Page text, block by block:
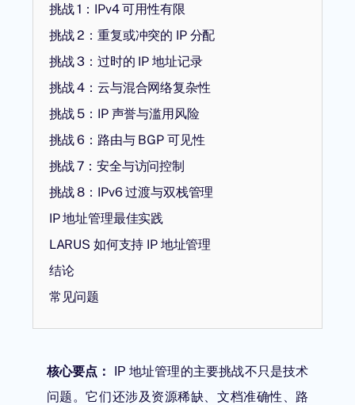
挑战 1：IPv4 可用性有限
挑战 2：重复或冲突的 IP 分配
挑战 3：过时的 IP 地址记录
挑战 4：云与混合网络复杂性
挑战 5：IP 声誉与滥用风险
挑战 6：路由与 BGP 可见性
挑战 7：安全与访问控制
挑战 8：IPv6 过渡与双栈管理
IP 地址管理最佳实践
LARUS 如何支持 IP 地址管理
结论
常见问题
核心要点：
IP 地址管理的主要挑战不只是技术
问题。它们还涉及资源稀缺、文档准确性、路